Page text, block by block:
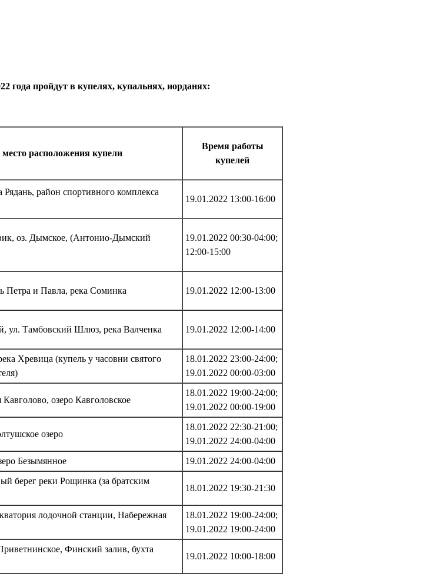
года пройдут в купелях, купальнях, иорданях:
место расположения купели
Время работы
купелей
Рядань, район спортивного комплекса
19.01.2022 13:00-16:00
оз. Дымское, (Антонио-Дымский
19.01.2022 00:30-04:00;
12:00-15:00
Петра и Павла, река Соминка 19.01.2022 12:00-13:00
ул. Тамбовский Шлюз, река Валченка 19.01.2022 12:00-14:00
Хревица (купель у часовни святого
18.01.2022 23:00-24:00;
19.01.2022 00:00-03:00
озеро Кавголовское
18.01.2022 19:00-24:00;
19.01.2022 00:00-19:00
озеро
18.01.2022 22:30-21:00;
19.01.2022 24:00-04:00
Безымянное 19.01.2022 24:00-04:00
берег реки Рощинка (за братским
18.01.2022 19:30-21:30
лодочной станции, Набережная
18.01.2022 19:00-24:00;
19.01.2022 19:00-24:00
Финский залив, бухта
19.01.2022 10:00-18:00